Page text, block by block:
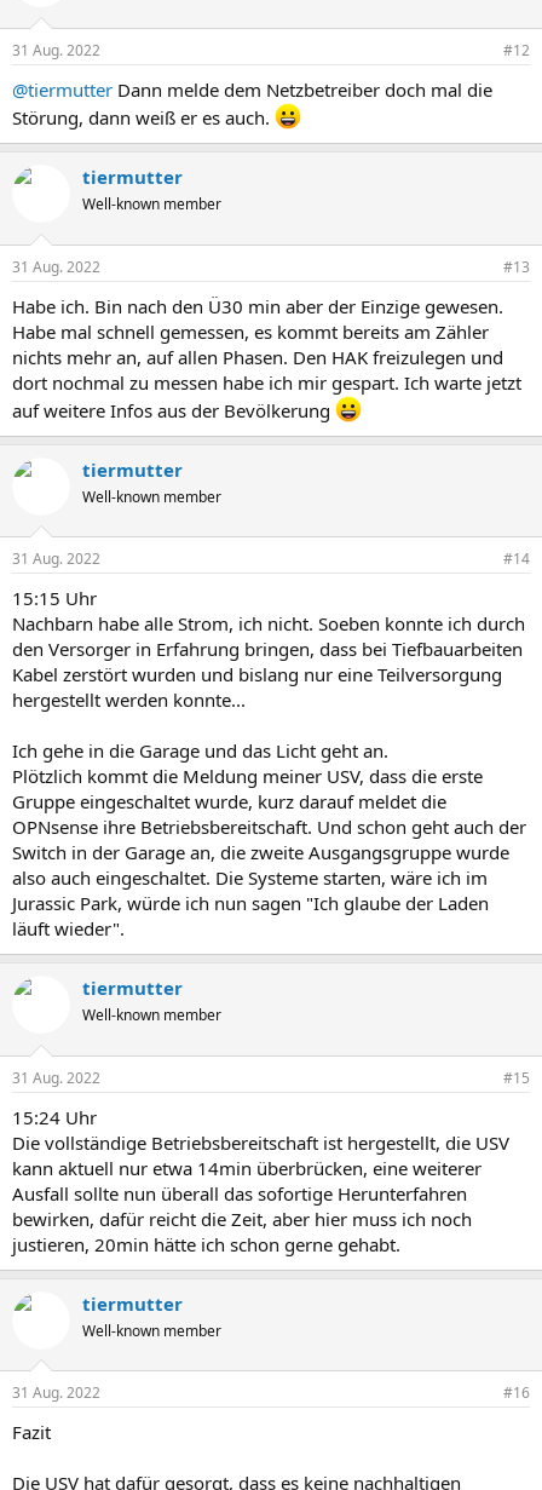
31 Aug. 2022 #12
@tiermutter Dann melde dem Netzbetreiber doch mal die
Störung, dann weiß er es auch.
tiermutter
Well-known member
31 Aug. 2022 #13
Habe ich. Bin nach den Ü30 min aber der Einzige gewesen.
Habe mal schnell gemessen, es kommt bereits am Zähler
nichts mehr an, auf allen Phasen. Den HAK freizulegen und
dort nochmal zu messen habe ich mir gespart. Ich warte jetzt
auf weitere Infos aus der Bevölkerung
tiermutter
Well-known member
31 Aug. 2022 #14
15:15 Uhr
Nachbarn habe alle Strom, ich nicht. Soeben konnte ich durch
den Versorger in Erfahrung bringen, dass bei Tiefbauarbeiten
Kabel zerstört wurden und bislang nur eine Teilversorgung
hergestellt werden konnte...
Ich gehe in die Garage und das Licht geht an.
Plötzlich kommt die Meldung meiner USV, dass die erste
Gruppe eingeschaltet wurde, kurz darauf meldet die
OPNsense ihre Betriebsbereitschaft. Und schon geht auch der
Switch in der Garage an, die zweite Ausgangsgruppe wurde
also auch eingeschaltet. Die Systeme starten, wäre ich im
Jurassic Park, würde ich nun sagen "Ich glaube der Laden
läuft wieder".
tiermutter
Well-known member
31 Aug. 2022 #15
15:24 Uhr
Die vollständige Betriebsbereitschaft ist hergestellt, die USV
kann aktuell nur etwa 14min überbrücken, eine weiterer
Ausfall sollte nun überall das sofortige Herunterfahren
bewirken, dafür reicht die Zeit, aber hier muss ich noch
justieren, 20min hätte ich schon gerne gehabt.
tiermutter
Well-known member
31 Aug. 2022 #16
Fazit
Die USV hat dafür gesorgt, dass es keine nachhaltigen